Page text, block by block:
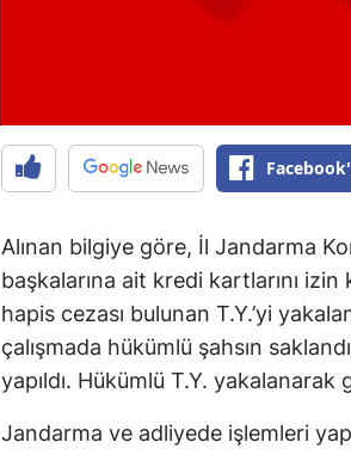
Alınan bilgiye göre, İl Jandarma
başkalarına ait kredi kartlarını
hapis cezası bulunan T.Y.’yi
çalışmada hükümlü şahsın
yapıldı. Hükümlü T.Y. yakalanarak
Jandarma ve adliyede işlemleri